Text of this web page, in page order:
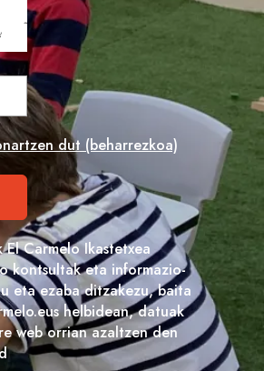
dut (beharrezkoa)
Carmelo Ikastetxea
kontsultak eta informazio-
eta ezaba ditzakezu, baita
helbidean, datuak
web orrian azaltzen den